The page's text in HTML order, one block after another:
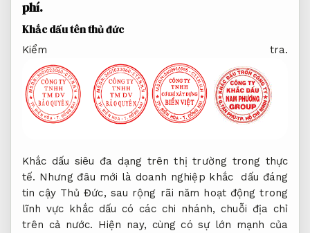
phí.
Khắc dấu tên thủ đức
Kiểm tra.
Khắc dấu siêu đa dạng trên thị trường trong thực
tế. Nhưng đâu mới là doanh nghiệp khắc dấu đáng
tin cậy Thủ Đức, sau rộng rãi năm hoạt động trong
lĩnh vực khắc dấu có các chi nhánh, chuỗi địa chỉ
trên cả nước. Hiện nay, cùng có sự lớn mạnh của